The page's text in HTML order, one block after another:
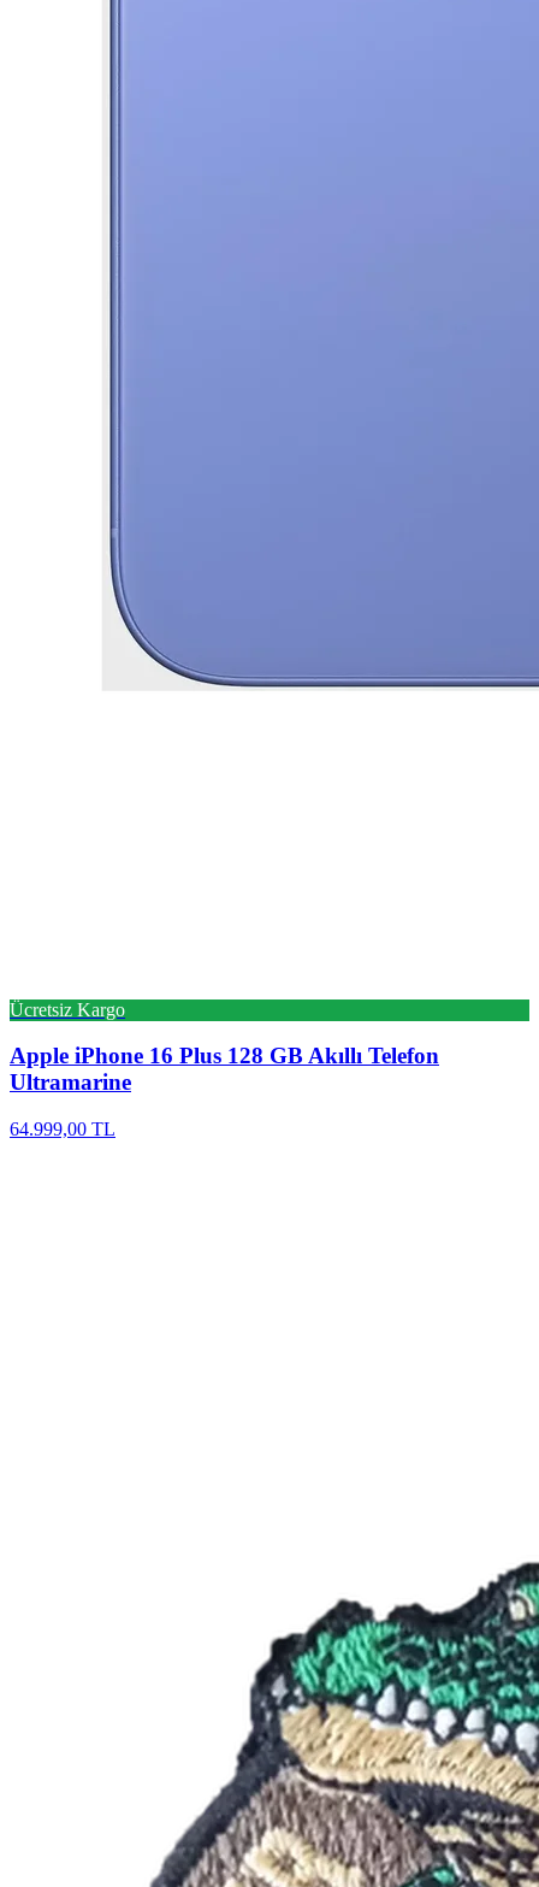
Ücretsiz Kargo
Apple iPhone 16 Plus 128 GB Akıllı Telefon
Ultramarine
64.999,00 TL